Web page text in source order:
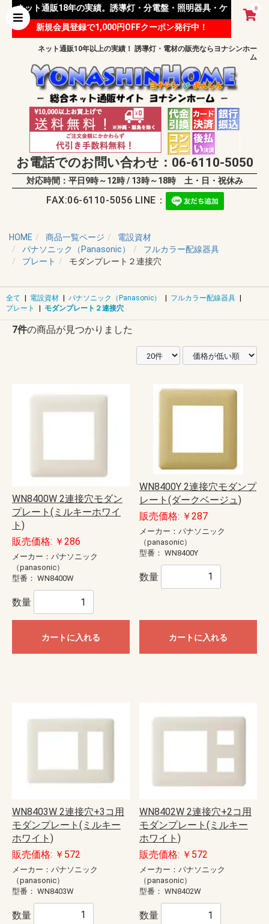
0
ネット通販18年の実績。誘導灯・分電盤・照明器具・ケ
ーブル等 様々な資材を取り扱っています。
新規会員登録で1,000円OFFクーポン発行中！
ネット通販10年以上の実績！ 誘導灯・電材の販売ならヨナシンホー
ム
お電話でのお問い合わせ：06-6110-5050
対応時間：平日9時～12時 / 13時～18時 土・日・祝休み
FAX:06-6110-5056 LINE：
HOME 商品一覧ページ
電設資材
パナソニック（Panasonic）
フルカラー配線器具
プレート
モダンプレート２連接穴
全て | 電設資材 | パナソニック（Panasonic） | フルカラー配線器具 |
プレート
| モダンプレート２連接穴
7件の商品が見つかりました
WN8400W 2連接穴モダン
プレート(ミルキーホワイ
ト)
販売価格: ￥286
メーカー：パナソニック
（panasonic）
型番： WN8400W
数量
カートに入れる
WN8400Y 2連接穴モダンプ
レート(ダークベージュ)
販売価格: ￥287
メーカー：パナソニック
（panasonic）
型番： WN8400Y
数量
カートに入れる
WN8403W 2連接穴+3コ用
モダンプレート(ミルキー
ホワイト)
販売価格: ￥572
メーカー：パナソニック
（panasonic）
型番： WN8403W
数量
WN8402W 2連接穴+2コ用
モダンプレート(ミルキー
ホワイト)
販売価格: ￥572
メーカー：パナソニック
（panasonic）
型番： WN8402W
数量